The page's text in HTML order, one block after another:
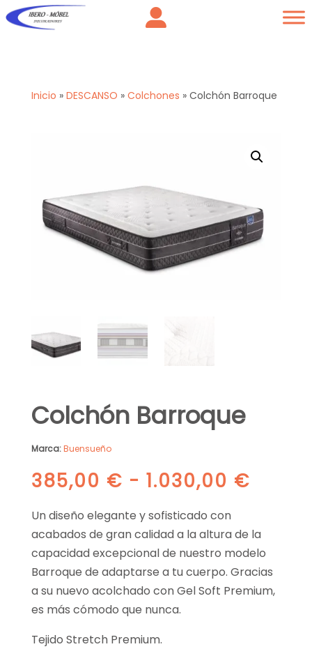
Inicio » DESCANSO » Colchones » Colchón Barroque
Colchón Barroque
Marca:Buensueño
385,00 € - 1.030,00 €
desde
hasta
Un diseño elegante y sofisticado con
acabados de gran calidad a la altura de la
capacidad excepcional de nuestro modelo
Barroque de adaptarse a tu cuerpo. Gracias
a su nuevo acolchado con Gel Soft Premium,
es más cómodo que nunca.
Tejido Stretch Premium.